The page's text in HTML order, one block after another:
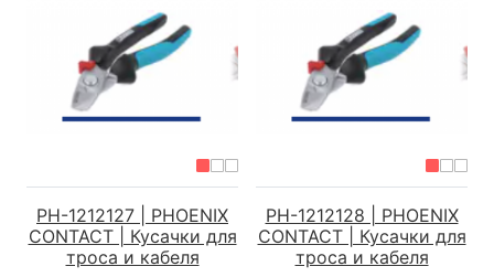
PH-1212127 | PHOENIX
CONTACT | Кусачки для
троса и кабеля
PH-1212128 | PHOENIX
CONTACT | Кусачки для
троса и кабеля